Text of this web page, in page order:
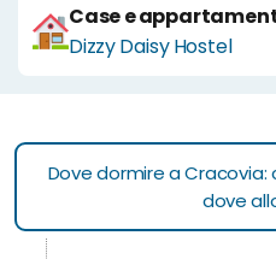
Case e
Dizzy Daisy Hostel
Dove dormire a Cracovia:
dove